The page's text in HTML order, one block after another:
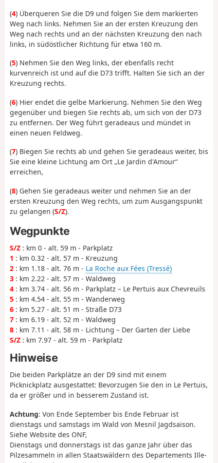
(4) Überqueren Sie die D9 und folgen Sie dem markierten
Weg nach links. Nehmen Sie an der ersten Kreuzung den
Weg nach rechts und an der nächsten Kreuzung den nach
links, in südöstlicher Richtung für etwa 160 m.
(5) Nehmen Sie den Weg links, der ebenfalls recht
kurvenreich ist und auf die D73 trifft. Halten Sie sich an der
Kreuzung rechts.
(6) Hier endet die gelbe Markierung. Nehmen Sie den Weg
gegenüber und biegen Sie rechts ab, um sich von der D73
zu entfernen. Der Weg führt geradeaus und mündet in
einen neuen Feldweg.
(7) Biegen Sie rechts ab und gehen Sie geradeaus weiter, bis
Sie eine kleine Lichtung am Ort „Le Jardin d'Amour“
erreichen,
(8) Gehen Sie geradeaus weiter und nehmen Sie an der
ersten Kreuzung den Weg rechts, um zum Ausgangspunkt
zu gelangen (S/Z).
Wegpunkte
S/Z : km 0 - alt. 59 m - Parkplatz
1 : km 0.32 - alt. 57 m - Kreuzung
2 : km 1.18 - alt. 76 m - La Roche aux Fées (Tressé)
3 : km 2.22 - alt. 57 m - Waldweg
4 : km 3.74 - alt. 56 m - Parkplatz – Le Pertuis aux Chevreuils
5 : km 4.54 - alt. 55 m - Wanderweg
6 : km 5.27 - alt. 51 m - Straße D73
7 : km 6.19 - alt. 52 m - Waldweg
8 : km 7.11 - alt. 58 m - Lichtung – Der Garten der Liebe
S/Z : km 7.97 - alt. 59 m - Parkplatz
Hinweise
Die beiden Parkplätze an der D9 sind mit einem
Picknickplatz ausgestattet: Bevorzugen Sie den in Le Pertuis,
da er größer und in besserem Zustand ist.
Achtung: Von Ende September bis Ende Februar ist
dienstags und samstags im Wald von Mesnil Jagdsaison.
Siehe Website des ONF,
Dienstags und donnerstags ist das ganze Jahr über das
Pilzesammeln in allen Staatswäldern des Departements Ille-